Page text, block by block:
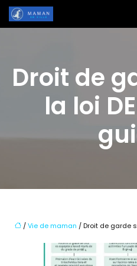
Droit de
la loi
/Vie de maman / Droit de garde